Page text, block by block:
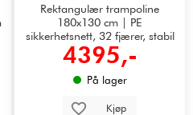
Rektangulær trampoline
180x130 cm | PE
sikkerhetsnett, 32 fjærer, stabil
stålkonstruksjon
4395,-
På lager
Kjøp